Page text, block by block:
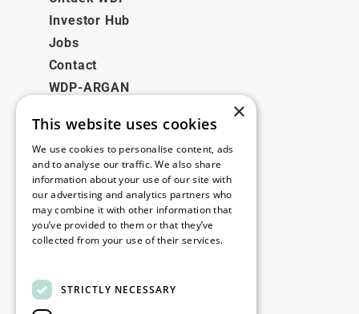
Investor Hub
Jobs
Contact
WDP-ARGAN
Juridisch
Disclaimer
Privacybeleid
Cookie Policy
Contact
×
This website uses cookies
We use cookies to personalise content, ads
and to analyse our traffic. We also share
information about your use of our site with
our advertising and analytics partners who
may combine it with other information that
you’ve provided to them or that they’ve
collected from your use of their services.
STRICTLY NECESSARY